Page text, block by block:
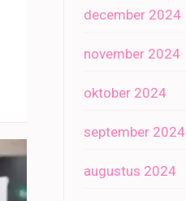
december 2024
november 2024
oktober 2024
september 2024
augustus 2024